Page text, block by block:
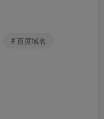
# 百度域名